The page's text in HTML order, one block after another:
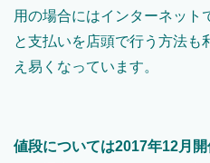
用の場合にはインターネット
と支払いを店頭で行う方法も
え易くなっています。
値段については2017年12月